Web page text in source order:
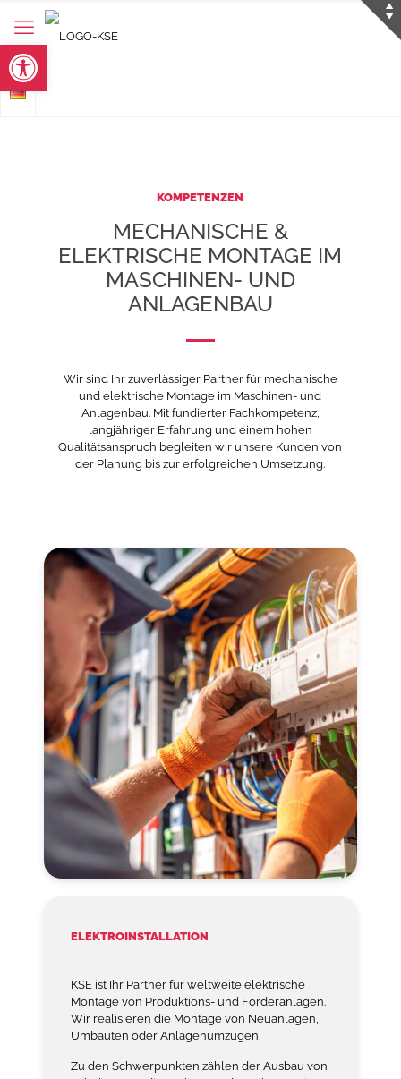
Werkzeugleiste öffnen
KOMPETENZEN
MECHANISCHE &
ELEKTRISCHE MONTAGE IM
MASCHINEN- UND
ANLAGENBAU
Wir sind Ihr zuverlässiger Partner für mechanische
und elektrische Montage im Maschinen- und
Anlagenbau. Mit fundierter Fachkompetenz,
langjähriger Erfahrung und einem hohen
Qualitätsanspruch begleiten wir unsere Kunden von
der Planung bis zur erfolgreichen Umsetzung.
ELEKTROINSTALLATION
KSE ist Ihr Partner für weltweite elektrische
Montage von Produktions- und Förderanlagen.
Wir realisieren die Montage von Neuanlagen,
Umbauten oder Anlagenumzügen.
Zu den Schwerpunkten zählen der Ausbau von